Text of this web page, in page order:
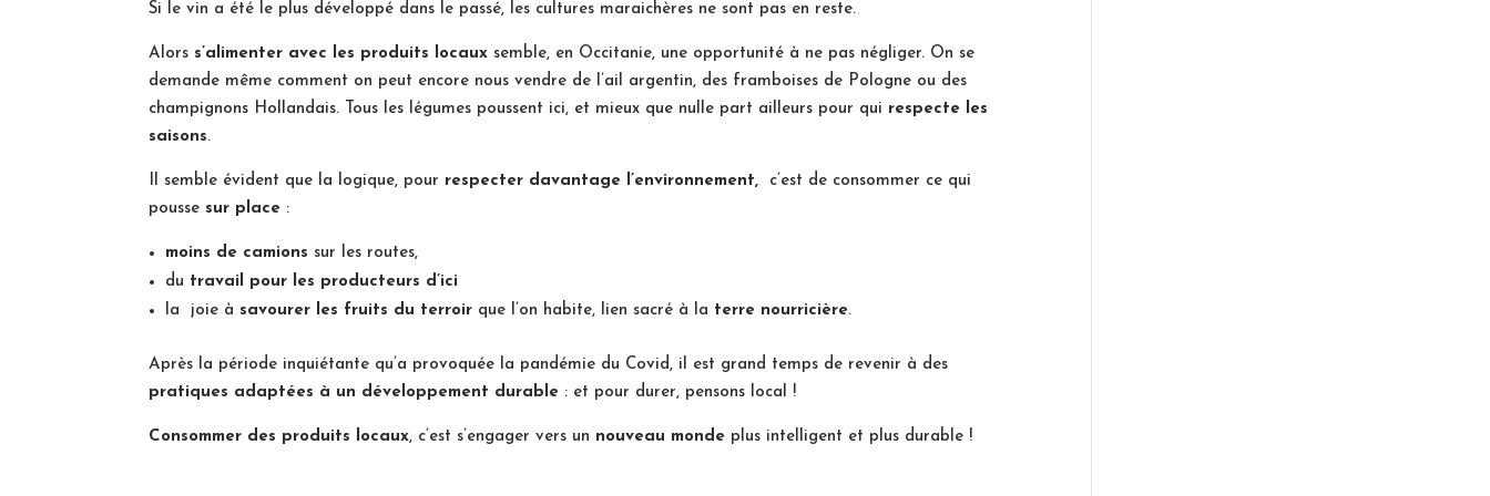
Si le vin a été le plus développé dans le passé, les cultures maraichères ne sont pas en reste.
Alorss’alimenter avec les produits locaux semble, en Occitanie, une opportunité à ne pas négliger. On se
demande même comment on peut encore nous vendre de l’ail argentin, des framboises de Pologne ou des
champignons Hollandais. Tous les légumes poussent ici, et mieux que nulle part ailleurs pour qui respecte les
saisons.
Il semble évident que la logique, pour respecter davantage l’environnement, c’est de consommer ce qui
poussesur place :
moins de camions sur les routes,
du travail pour les producteurs d’ici
la joie àsavourer les fruits du terroir que l’on habite, lien sacré à la terre nourricière.
Après la période inquiétante qu’a provoquée la pandémie du Covid, il est grand temps de revenir à des
pratiques adaptées à un développement durable : et pour durer, pensons local !
Consommer des produits locaux, c’est s’engager vers un nouveau monde plus intelligent et plus durable !